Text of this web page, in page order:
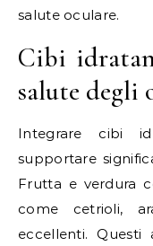
salute oculare.
Cibi
salute degli
Integrare cibi
supportare
Frutta e verdura
come cetrioli,
eccellenti.